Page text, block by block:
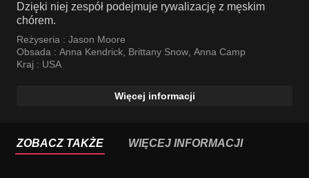
Dzięki niej zespół podejmuje rywalizację z męskim
chórem.
Reżyseria : Jason Moore
Obsada : Anna Kendrick, Brittany Snow, Anna Camp
Kraj : USA
Więcej informacji
ZOBACZ TAKŻE WIĘCEJ INFORMACJI